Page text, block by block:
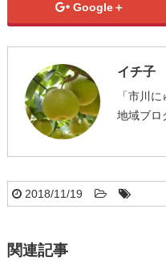
Google＋
イチ子
「市川
地域ブロ
2018/11/19
関連記事